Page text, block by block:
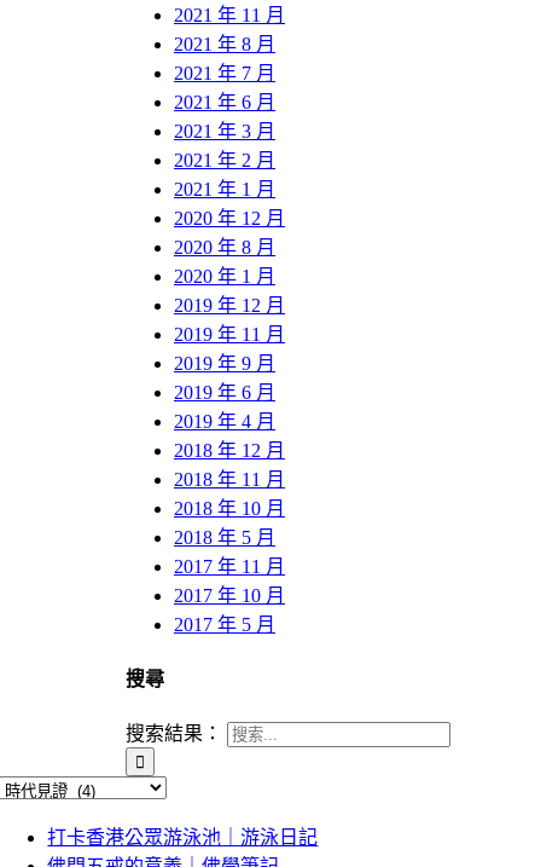
2021 年 11 月
2021 年 8 月
2021 年 7 月
2021 年 6 月
2021 年 3 月
2021 年 2 月
2021 年 1 月
2020 年 12 月
2020 年 8 月
2020 年 1 月
2019 年 12 月
2019 年 11 月
2019 年 9 月
2019 年 6 月
2019 年 4 月
2018 年 12 月
2018 年 11 月
2018 年 10 月
2018 年 5 月
2017 年 11 月
2017 年 10 月
2017 年 5 月
搜尋
搜索結果：
打卡香港公眾游泳池｜游泳日記